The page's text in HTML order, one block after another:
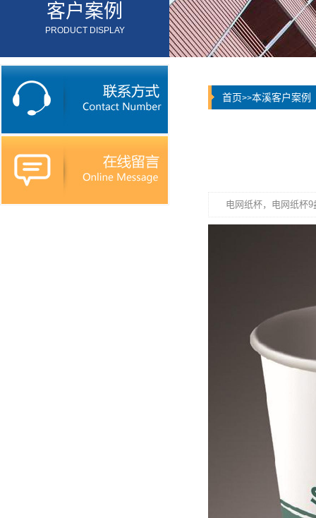
客户案例
PRODUCT DISPLAY
首页>>本溪客户案例
电网纸杯，电网纸杯